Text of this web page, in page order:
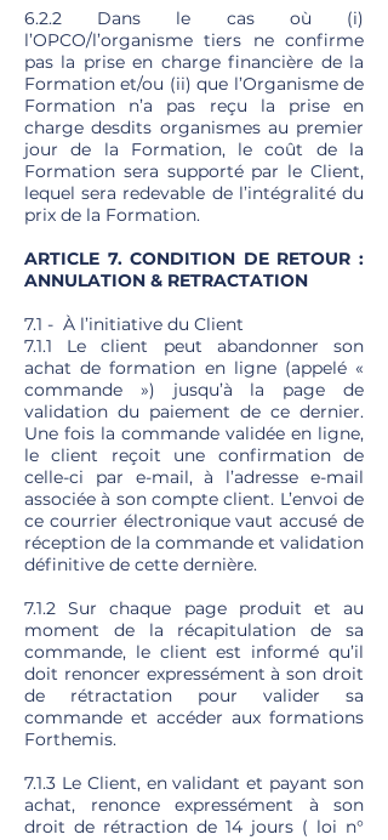
6.2.2 Dans le cas où (i)
l’OPCO/l’organisme tiers ne confirme
pas la prise en charge financière de la
Formation et/ou (ii) que l’Organisme de
Formation n’a pas reçu la prise en
charge desdits organismes au premier
jour de la Formation, le coût de la
Formation sera supporté par le Client,
lequel sera redevable de l’intégralité du
prix de la Formation.
ARTICLE 7. CONDITION DE RETOUR :
ANNULATION & RETRACTATION
7.1 - À l’initiative du Client
7.1.1 Le client peut abandonner son
achat de formation en ligne (appelé «
commande ») jusqu’à la page de
validation du paiement de ce dernier.
Une fois la commande validée en ligne,
le client reçoit une confirmation de
celle-ci par e-mail, à l’adresse e-mail
associée à son compte client. L’envoi de
ce courrier électronique vaut accusé de
réception de la commande et validation
définitive de cette dernière.
7.1.2 Sur chaque page produit et au
moment de la récapitulation de sa
commande, le client est informé qu’il
doit renoncer expressément à son droit
de rétractation pour valider sa
commande et accéder aux formations
Forthemis.
7.1.3 Le Client, en validant et payant son
achat, renonce expressément à son
droit de rétraction de 14 jours ( loi n°